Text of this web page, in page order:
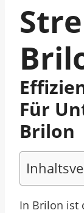
Für
Brilon
In Brilon ist